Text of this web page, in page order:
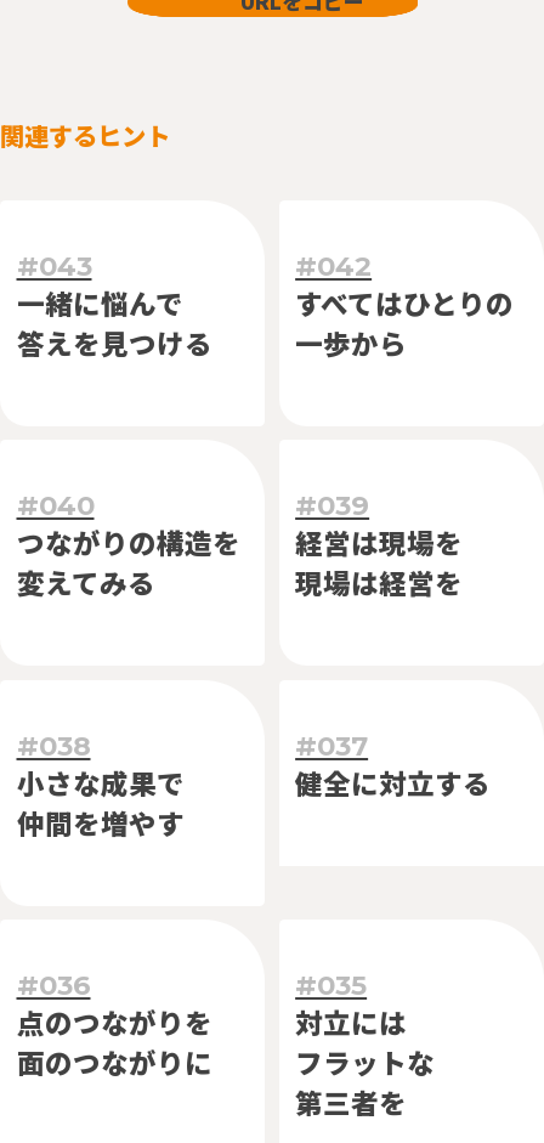
関連するヒント
#043
一緒に悩んで
答えを見つける
#042
すべてはひとりの
一歩から
#040
つながりの構造を
変えてみる
#039
経営は現場を
現場は経営を
#038
小さな成果で
仲間を増やす
#037
健全に対立する
#036
点のつながりを
面のつながりに
#035
対立には
フラットな
第三者を